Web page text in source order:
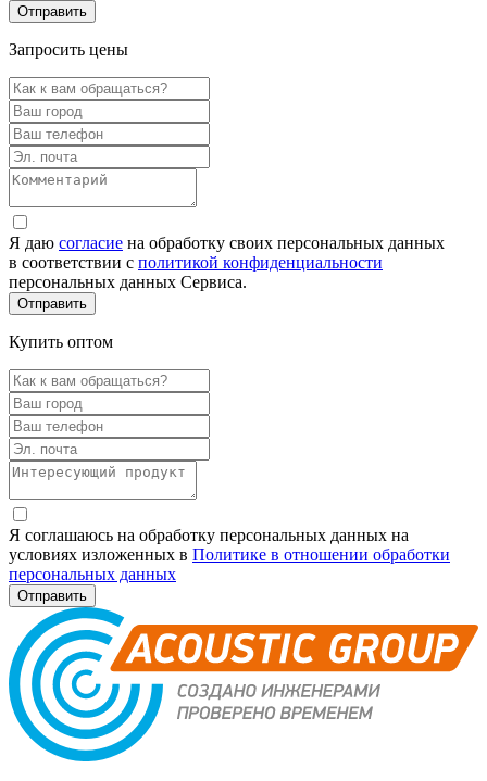
Запросить цены
Я даю согласие на обработку своих персональных данных
в соответствии с политикой конфиденциальности
персональных данных Сервиса.
Купить оптом
Я соглашаюсь на обработку персональных данных на
условиях изложенных в Политике в отношении обработки
персональных данных